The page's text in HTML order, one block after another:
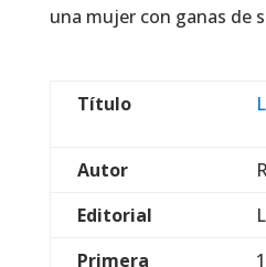
una mujer con ganas de
Título
Autor
Editorial
Primera